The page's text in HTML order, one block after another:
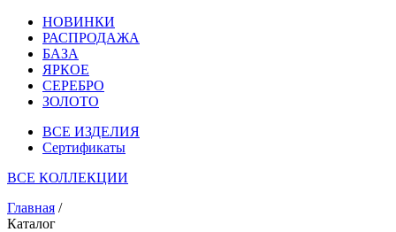
НОВИНКИ
РАСПРОДАЖА
БАЗА
ЯРКОЕ
СЕРЕБРО
ЗОЛОТО
ВСЕ ИЗДЕЛИЯ
Сертификаты
ВСЕ КОЛЛЕКЦИИ
Главная /
Каталог